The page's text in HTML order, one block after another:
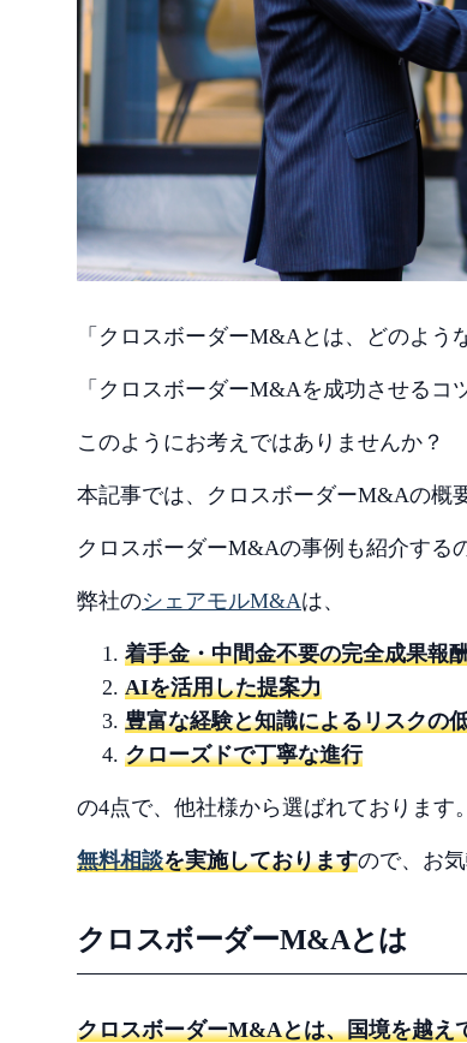
「クロスボーダーM&Aとは、どのよう
「クロスボーダーM&Aを成功させるコ
このようにお考えではありませんか？
本記事では、クロスボーダーM&Aの概
クロスボーダーM&Aの事例も紹介する
弊社のシェアモルM&Aは、
着手金・中間金不要の完全成果報
AIを活用した提案力
豊富な経験と知識によるリスクの
クローズドで丁寧な進行
の4点で、他社様から選ばれております。
無料相談を実施しておりますので、お
クロスボーダーM&Aとは
クロスボーダーM&Aとは、国境を越え